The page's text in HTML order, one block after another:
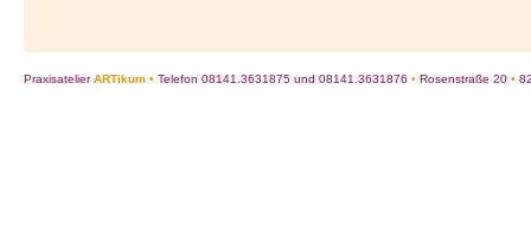
PraxisatelierARTikum • Telefon 08141.3631875 und 08141.3631876 • Rosenstraße 20 •